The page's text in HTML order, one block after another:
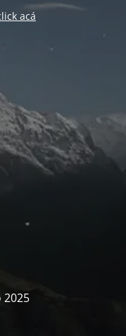
acá